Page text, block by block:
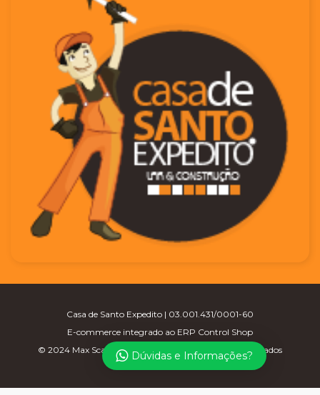
Dúvidas e Informações?
Casa de Santo Expedito | 03.001.431/0001-60
E-commerce integrado ao ERP Control Shop
© 2024 Max Scalla Informática | Todos os direitos reservados